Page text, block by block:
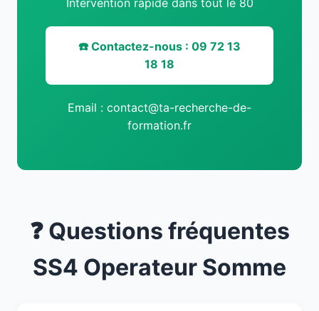
☎️ Contactez-nous : 09 72 13
18 18
Email : contact@ta-recherche-de-
formation.fr
❓ Questions fréquentes
SS4 Operateur Somme